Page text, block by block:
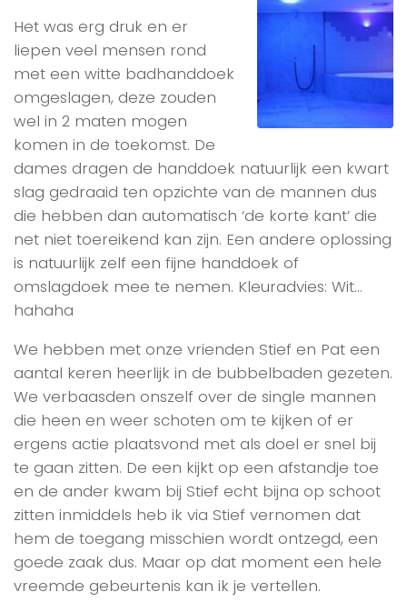
Het was erg druk en er
liepen veel mensen rond
met een witte badhanddoek
omgeslagen, deze zouden
wel in 2 maten mogen
komen in de toekomst. De
dames dragen de handdoek natuurlijk een kwart
slag gedraaid ten opzichte van de mannen dus
die hebben dan automatisch ‘de korte kant’ die
net niet toereikend kan zijn. Een andere oplossing
is natuurlijk zelf een fijne handdoek of
omslagdoek mee te nemen. Kleuradvies: Wit…
hahaha
We hebben met onze vrienden Stief en Pat een
aantal keren heerlijk in de bubbelbaden gezeten.
We verbaasden onszelf over de single mannen
die heen en weer schoten om te kijken of er
ergens actie plaatsvond met als doel er snel bij
te gaan zitten. De een kijkt op een afstandje toe
en de ander kwam bij Stief echt bijna op schoot
zitten inmiddels heb ik via Stief vernomen dat
hem de toegang misschien wordt ontzegd, een
goede zaak dus. Maar op dat moment een hele
vreemde gebeurtenis kan ik je vertellen.